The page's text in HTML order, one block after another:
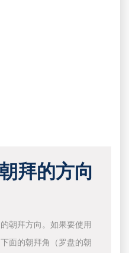
拜的方向
朝拜方向。如果要使用
面的朝拜角（罗盘的朝